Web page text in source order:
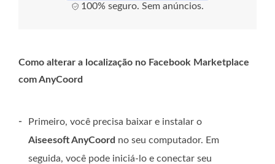
100% seguro. Sem anúncios.
Como alterar a localização no Facebook Marketplace
com AnyCoord
-
Primeiro, você precisa baixar e instalar o
Aiseesoft AnyCoord no seu computador. Em
seguida, você pode iniciá-lo e conectar seu